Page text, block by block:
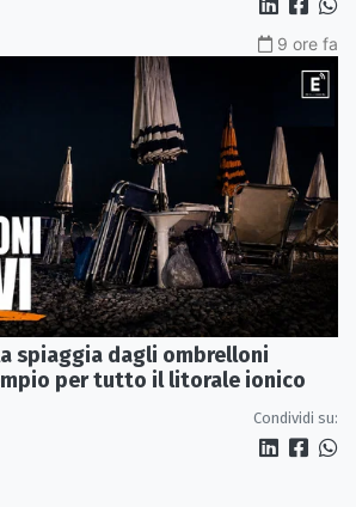
9 ore fa
spiaggia dagli ombrelloni
per tutto il litorale ionico
Condividi su: